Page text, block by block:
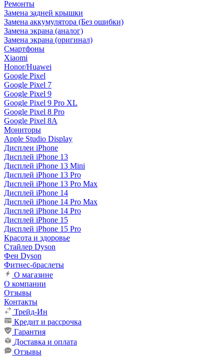
Ремонты
Замена задней крышки
Замена аккумулятора (Без ошибки)
Замена экрана (аналог)
Замена экрана (оригинал)
Смартфоны
Xiaomi
Honor/Huawei
Google Pixel
Google Pixel 7
Google Pixel 9
Google Pixel 9 Pro XL
Google Pixel 8 Pro
Google Pixel 8A
Мониторы
Apple Studio Display
Дисплеи iPhone
Дисплей iPhone 13
Дисплей iPhone 13 Mini
Дисплей iPhone 13 Pro
Дисплей iPhone 13 Pro Max
Дисплей iPhone 14
Дисплей iPhone 14 Pro Max
Дисплей iPhone 14 Pro
Дисплей iPhone 15
Дисплей iPhone 15 Pro
Красота и здоровье
Стайлер Dyson
Фен Dyson
Фитнес-браслеты
О магазине
О компании
Отзывы
Контакты
Трейд-Ин
Кредит и рассрочка
Гарантия
Доставка и оплата
Отзывы